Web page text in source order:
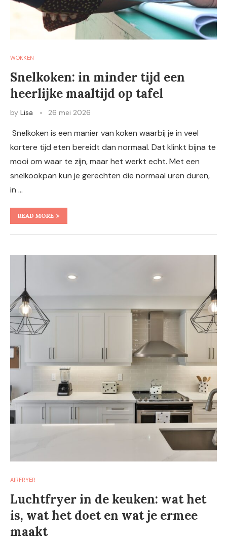
WOKKEN
Snelkoken: in minder tijd een
heerlijke maaltijd op tafel
by Lisa 26 mei 2026
Snelkoken is een manier van koken waarbij je in veel
kortere tijd eten bereidt dan normaal. Dat klinkt bijna te
mooi om waar te zijn, maar het werkt echt. Met een
snelkookpan kun je gerechten die normaal uren duren,
in …
READ MORE
AIRFRYER
Luchtfryer in de keuken: wat het
is, wat het doet en wat je ermee
maakt